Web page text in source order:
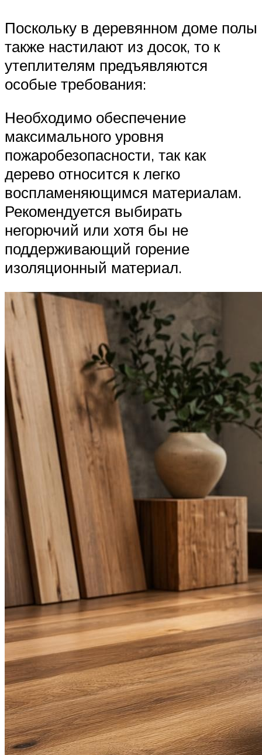
Поскольку в деревянном доме полы
также настилают из досок, то к
утеплителям предъявляются
особые требования:
Необходимо обеспечение
максимального уровня
пожаробезопасности, так как
дерево относится к легко
воспламеняющимся материалам.
Рекомендуется выбирать
негорючий или хотя бы не
поддерживающий горение
изоляционный материал.